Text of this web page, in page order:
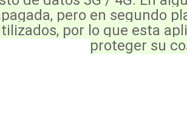
pero en segundo
por lo que esta
proteger su